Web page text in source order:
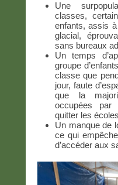
Une
classes,
enfants, assis
glacial,
sans bureaux
Un temps
groupe
classe que
jour, faute
que la
occupées
quitter les
Un manque de
ce qui
d’accéder aux